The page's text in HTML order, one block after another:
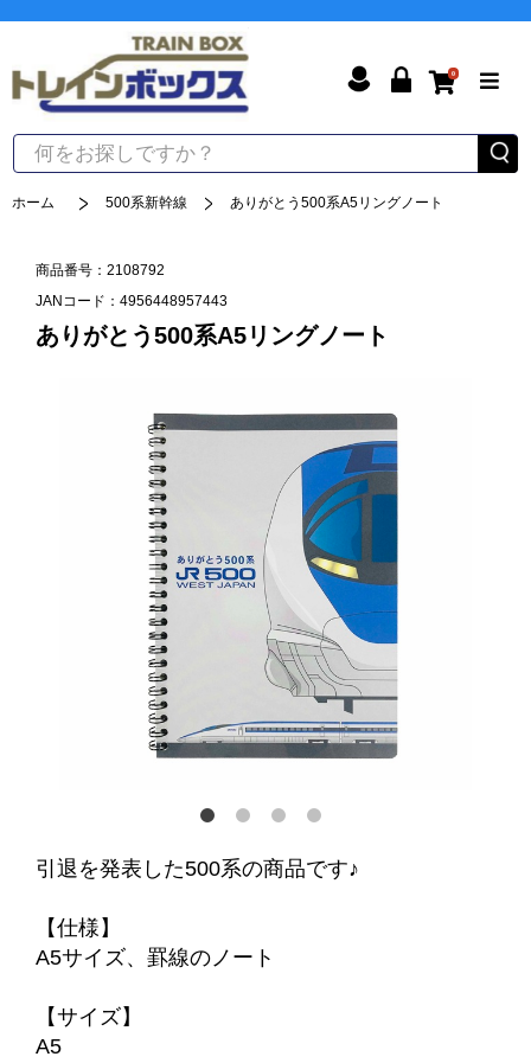
0
ホーム 500系新幹線 ありがとう500系A5リングノート
商品番号：2108792
JANコード：4956448957443
ありがとう500系A5リングノート
引退を発表した500系の商品です♪
【仕様】
A5サイズ、罫線のノート
【サイズ】
A5